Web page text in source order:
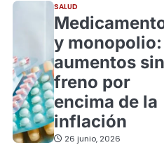
SALUD
y monopolio:
aumentos sin
freno por
encima de la
inflación
26 junio, 2026